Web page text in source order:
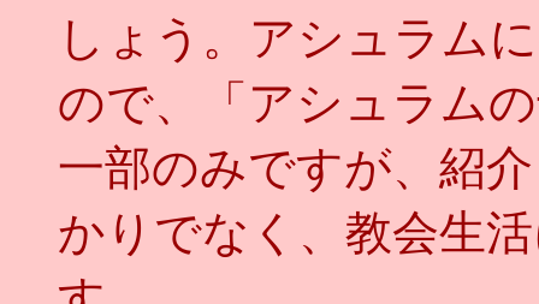
しょう。アシュラム
ので、「アシュラム
一部のみですが、紹
かりでなく、教会生